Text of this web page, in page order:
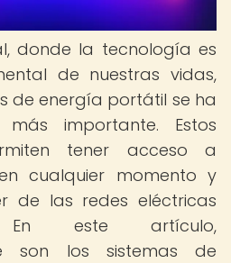
donde la tecnología es
de nuestras vidas,
de energía portátil se ha
importante. Estos
tener acceso a
cualquier momento y
de las redes eléctricas
En este artículo,
son los sistemas de